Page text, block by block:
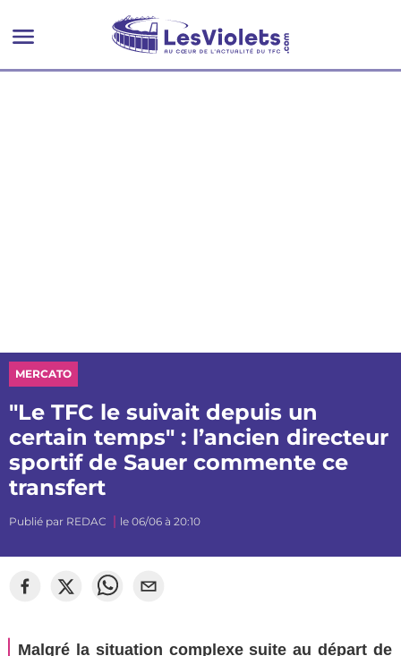
MERCATO
"Le TFC le suivait depuis un
certain temps" : l’ancien directeur
sportif de Sauer commente ce
transfert
Publié par REDAC le 06/06 à 20:10
Malgré la situation complexe suite au départ de